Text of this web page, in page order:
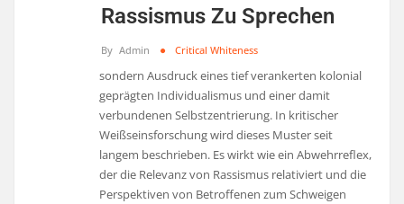
Rassismus Zu Sprechen
By Admin Critical Whiteness
sondern Ausdruck eines tief verankerten kolonial
geprägten Individualismus und einer damit
verbundenen Selbstzentrierung. In kritischer
Weißseinsforschung wird dieses Muster seit
langem beschrieben. Es wirkt wie ein Abwehrreflex,
der die Relevanz von Rassismus relativiert und die
Perspektiven von Betroffenen zum Schweigen